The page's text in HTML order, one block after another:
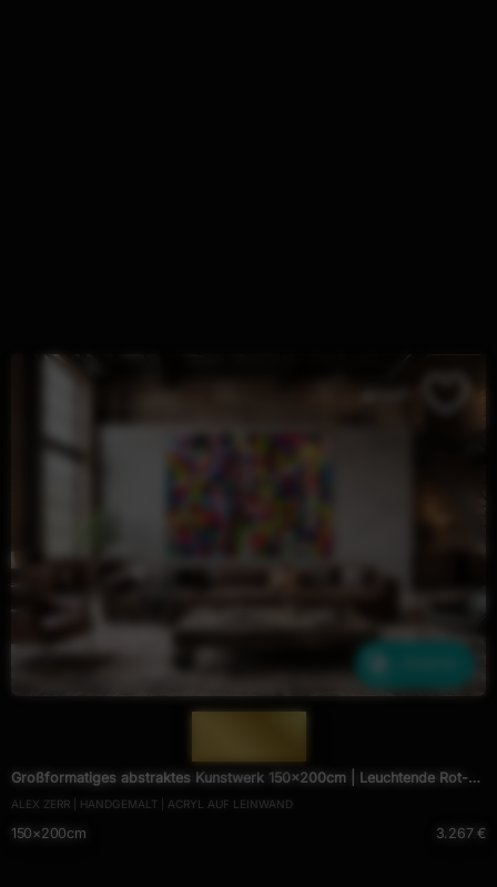
Großformatiges abstraktes Kunstwerk 150x200cm | Leuchtende Rot-
Gelb Mischtechnik Original
ALEX ZERR | HANDGEMALT | ACRYL AUF LEINWAND
150×200cm 3.267 €